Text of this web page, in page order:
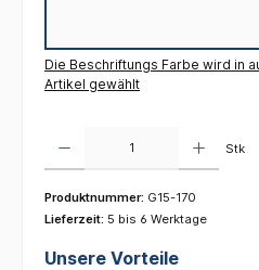
Die Beschriftungs Farbe wird in
Artikel gewählt
Stk
Produktnummer: G15-170
Lieferzeit: 5 bis 6 Werktage
Unsere Vorteile